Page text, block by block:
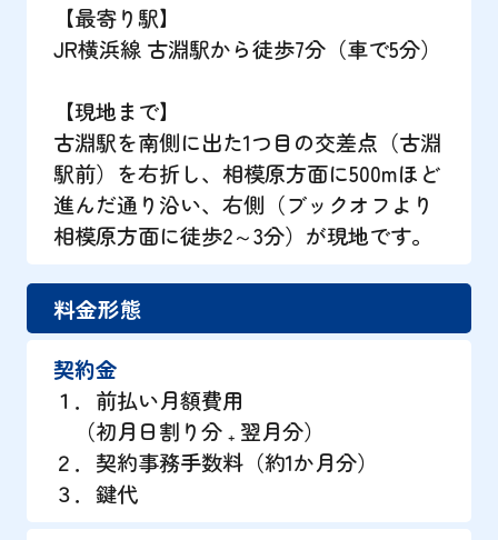
【最寄り駅】
JR横浜線 古淵駅から徒歩7分（車で5分）
【現地まで】
古淵駅を南側に出た1つ目の交差点（古淵
駅前）を右折し、相模原方面に500mほど
進んだ通り沿い、右側（ブックオフより
相模原方面に徒歩2～3分）が現地です。
料金形態
契約金
１．前払い月額費用
（初月日割り分 ₊ 翌月分）
２．契約事務手数料（約1か月分）
３．鍵代